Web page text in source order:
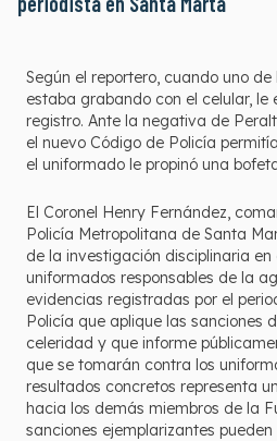
Según el reportero, cuando uno
estaba grabando con el celular, le
registro. Ante la negativa de
el nuevo Código de Policía
el uniformado le propinó una
El Coronel Henry Fernández,
Policía Metropolitana de Santa
de la investigación disciplinaria en
uniformados responsables de la
evidencias registradas por el
Policía que aplique las sanciones
celeridad y que informe
que se tomarán contra los
resultados concretos representa
hacia los demás miembros de la
sanciones ejemplarizantes